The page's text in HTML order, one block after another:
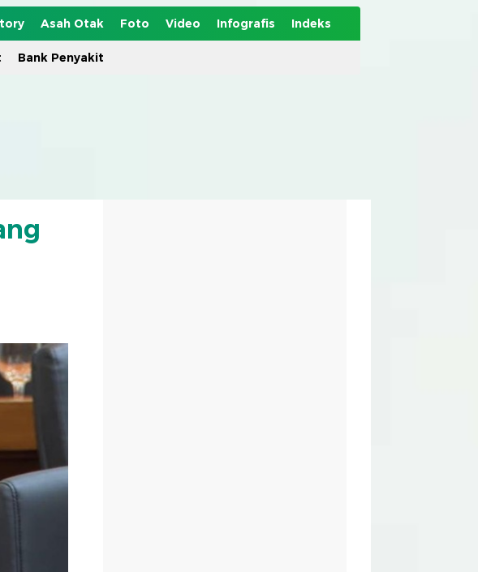
Asah Otak Foto Video Infografis Indeks
Bank Penyakit